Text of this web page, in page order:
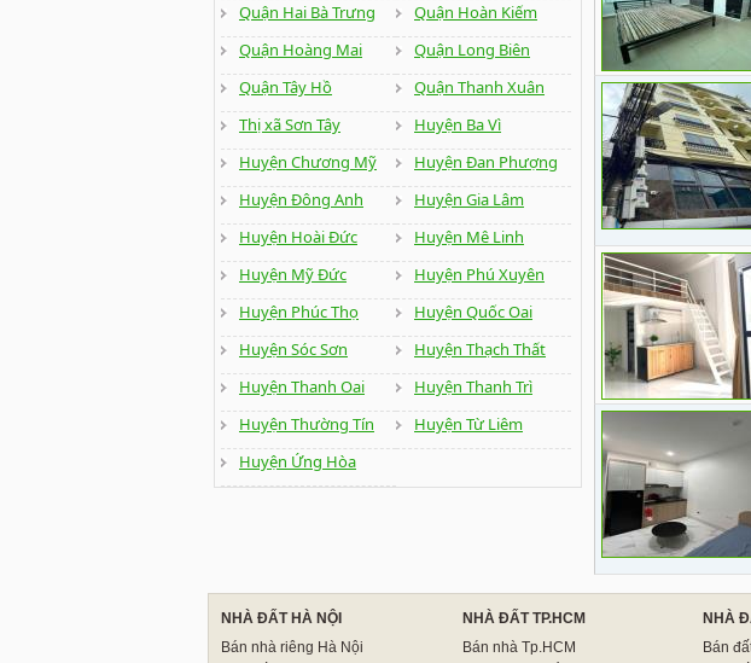
Quận Hai Bà Trưng
Quận Hoàn Kiếm
Quận Hoàng Mai
Quận Long Biên
Quận Tây Hồ
Quận Thanh Xuân
Thị xã Sơn Tây
Huyện Ba Vì
Huyện Chương Mỹ
Huyện Đan Phượng
Huyện Đông Anh
Huyện Gia Lâm
Huyện Hoài Đức
Huyện Mê Linh
Huyện Mỹ Đức
Huyện Phú Xuyên
Huyện Phúc Thọ
Huyện Quốc Oai
Huyện Sóc Sơn
Huyện Thạch Thất
Huyện Thanh Oai
Huyện Thanh Trì
Huyện Thường Tín
Huyện Từ Liêm
Huyện Ứng Hòa
NHÀ ĐẤT HÀ NỘI
Bán nhà riêng Hà Nội
NHÀ ĐẤT TP.HCM
Bán nhà Tp.HCM
NHÀ
Bán